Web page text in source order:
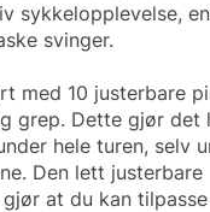
sykkelopplevelse,
svinger.
med 10 justerbare
grep. Dette gjør det
hele turen, selv
Den lett justerbare
at du kan